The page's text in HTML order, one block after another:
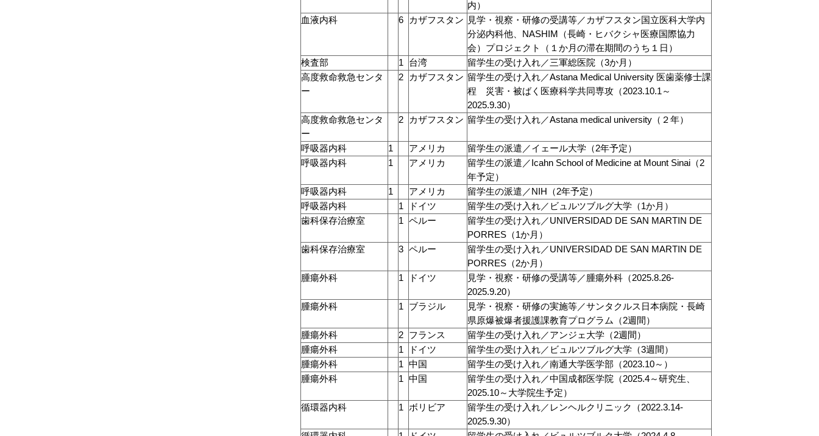
内）
血液内科
6 カザフスタン
見学・視察・研修の受講等／カザフスタン国立医科大学内
分泌内科他、NASHIM（長崎・ヒバクシャ医療国際協力
会）プロジェクト（１か月の滞在期間のうち１日）
検査部
1 台湾
留学生の受け入れ／三軍総医院（3か月）
高度救命救急センタ
ー
2 カザフスタン 留学生の受け入れ／Astana Medical University 医歯薬修士課
程 災害・被ばく医療科学共同専攻（2023.10.1～
2025.9.30）
高度救命救急センタ
ー
2 カザフスタン 留学生の受け入れ／Astana medical university（２年）
呼吸器内科 1 アメリカ
留学生の派遣／イェール大学（2年予定）
呼吸器内科
1 アメリカ
留学生の派遣／Icahn School of Medicine at Mount Sinai（2
年予定）
呼吸器内科
1 アメリカ
留学生の派遣／NIH（2年予定）
呼吸器内科
1 ドイツ
留学生の受け入れ／ビュルツブルグ大学（1か月）
歯科保存治療室
1 ペルー
留学生の受け入れ／UNIVERSIDAD DE SAN MARTIN DE
PORRES（1か月）
歯科保存治療室
3 ペルー
留学生の受け入れ／UNIVERSIDAD DE SAN MARTIN DE
PORRES（2か月）
腫瘍外科
1 ドイツ
見学・視察・研修の受講等／腫瘍外科（2025.8.26-
2025.9.20）
腫瘍外科
1 ブラジル
見学・視察・研修の実施等／サンタクルス日本病院・長崎
県原爆被爆者援護課教育プログラム（2週間）
腫瘍外科
2 フランス
留学生の受け入れ／アンジェ大学（2週間）
腫瘍外科
1 ドイツ
留学生の受け入れ／ビュルツブルグ大学（3週間）
腫瘍外科
1 中国
留学生の受け入れ／南通大学医学部（2023.10～）
腫瘍外科
1 中国
留学生の受け入れ／中国成都医学院（2025.4～研究生、
2025.10～大学院生予定）
循環器内科
1 ボリビア
留学生の受け入れ／レンヘルクリニック（2022.3.14-
2025.9.30）